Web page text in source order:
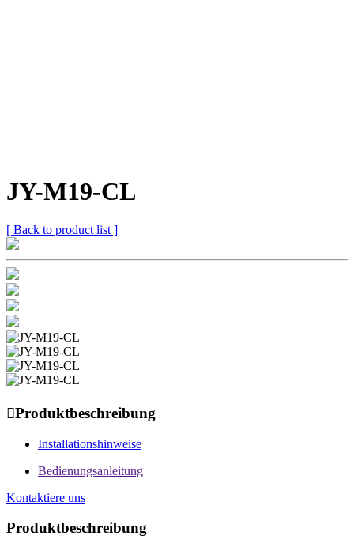
JY-M19-CL
[ Back to product list ]
Produktbeschreibung
Installationshinweise
Bedienungsanleitung
Kontaktiere uns
Produktbeschreibung